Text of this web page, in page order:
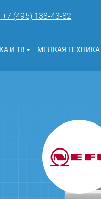
+7 (495) 138-43-82
И ТВ МЕЛКАЯ ТЕХНИКА